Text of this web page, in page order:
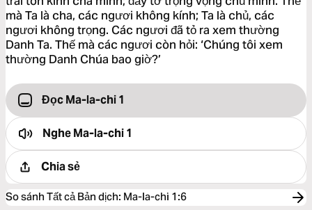
mà Ta là cha, các ngươi không kính; Ta là chủ, các
ngươi không trọng. Các ngươi đã tỏ ra xem thường
Danh Ta. Thế mà các ngươi còn hỏi: ‘Chúng tôi xem
thường Danh Chúa bao giờ?’
Đọc Ma-la-chi 1
NgheMa-la-chi 1
Chia sẻ
So sánh Tất cả Bản dịch: Ma-la-chi 1:6